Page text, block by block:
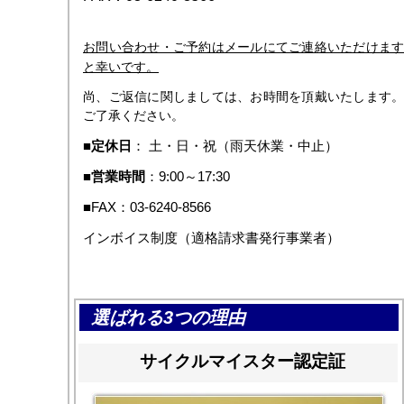
お問い合わせ・ご予約はメールにてご連絡いただけます
と幸いです。
尚、ご返信に関しましては、お時間を頂戴いたします。
ご了承ください。
■定休日 ： 土・日・祝（雨天休業・中止）
■営業時間 ：9:00～17:30
■FAX：03-6240-8566
インボイス制度（適格請求書発行事業者）
選ばれる3つの理由
サイクルマイスター認定証